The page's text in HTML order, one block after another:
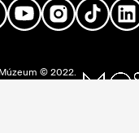
© 2022.